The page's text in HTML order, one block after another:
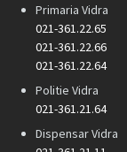
Primaria Vidra
021-361.22.65
021-361.22.66
021-361.22.64
Politie Vidra
021-361.21.64
Dispensar Vidra